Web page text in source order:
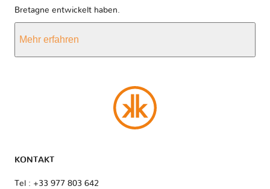
Bretagne entwickelt haben.
Mehr erfahren
KONTAKT
Tel : +33 977 803 642